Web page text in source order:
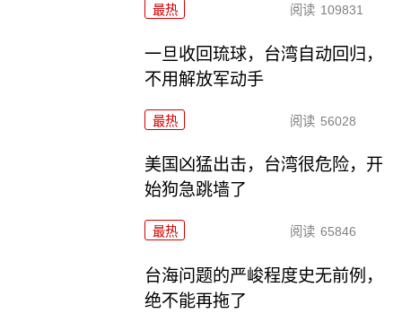
最热 阅读 109831
一旦收回琉球，台湾自动回归，
不用解放军动手
最热 阅读 56028
美国凶猛出击，台湾很危险，开
始狗急跳墙了
最热 阅读 65846
台海问题的严峻程度史无前例，
绝不能再拖了